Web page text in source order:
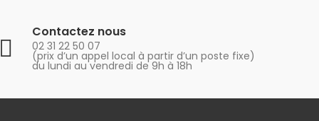
Contactez nous
02 31 22 50 07
(prix d’un appel local à partir d’un poste fixe)
du lundi au vendredi de 9h à 18h